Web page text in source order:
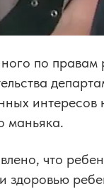
по
маньяка.
что
здоровью